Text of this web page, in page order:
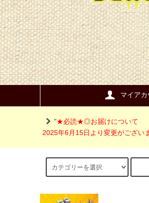
マイアカ
"★必読★◎お届けについて
2025年6月15日より変更がござい